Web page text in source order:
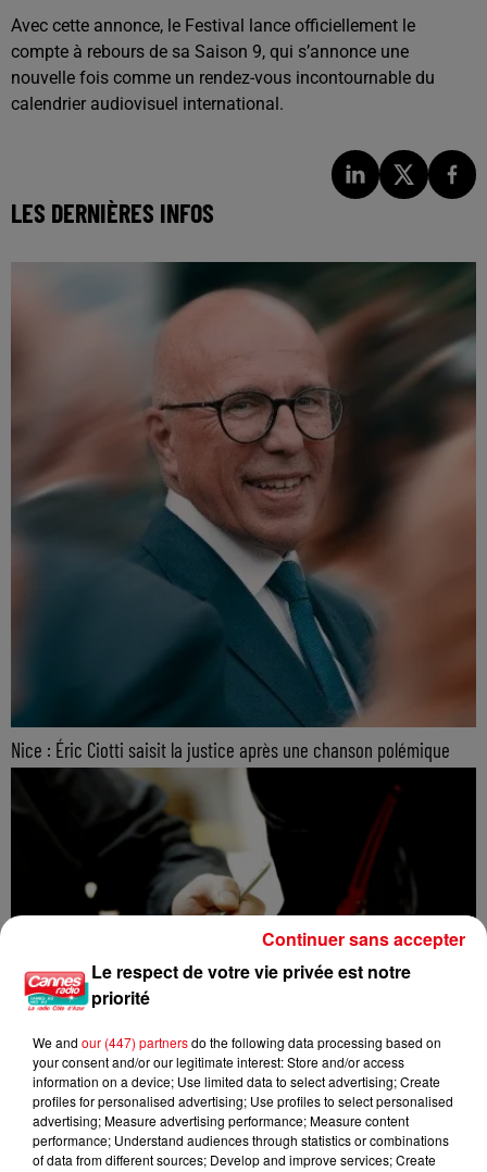
Avec cette annonce, le Festival lance officiellement le
compte à rebours de sa Saison 9, qui s’annonce une
nouvelle fois comme un rendez-vous incontournable du
calendrier audiovisuel international.
LES DERNIÈRES INFOS
Nice : Éric Ciotti saisit la justice après une chanson polémique
Le respect de votre vie privée est notre
priorité
We and our (447) partnersdo the following data processing based on
your consent and/or our legitimate interest: Store and/or access
information on a device; Use limited data to select advertising; Create
profiles for personalised advertising; Use profiles to select personalised
advertising; Measure advertising performance; Measure content
performance; Understand audiences through statistics or combinations
of data from different sources; Develop and improve services; Create
Continuer sans accepter